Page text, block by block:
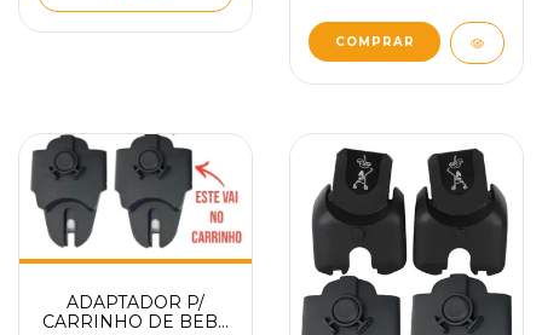
PEÇA REPOSIÇÃO
COMPRAR
ADAPTADOR P/
CARRINHO DE BEBE